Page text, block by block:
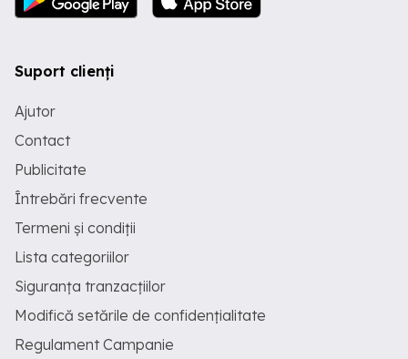
Suport clienți
Ajutor
Contact
Publicitate
Întrebări frecvente
Termeni și condiții
Lista categoriilor
Siguranța tranzacțiilor
Modifică setările de confidențialitate
Regulament Campanie